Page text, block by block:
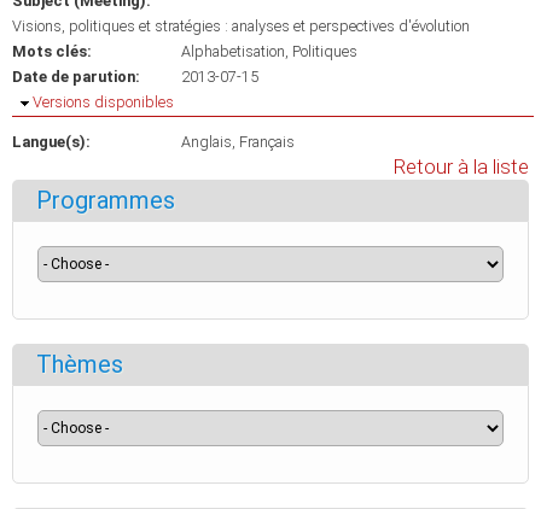
Visions, politiques et stratégies : analyses et perspectives d'évolution
Mots clés:
Alphabetisation Politiques
Date de parution:
2013-07-15
Masquer
Versions disponibles
Langue(s): Anglais Français
Retour à la liste
Programmes
Thèmes